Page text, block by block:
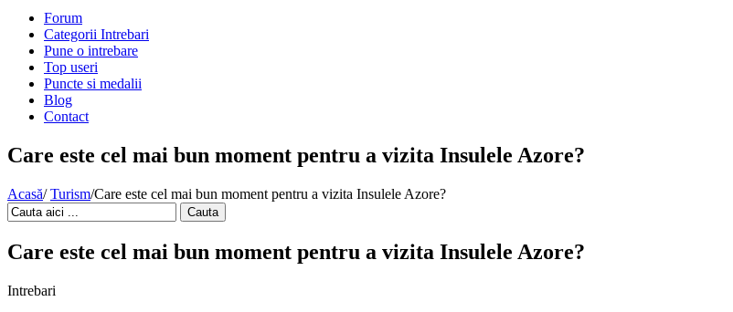
Forum
Categorii Intrebari
Pune o intrebare
Top useri
Puncte si medalii
Blog
Contact
Care este cel mai bun moment pentru a vizita Insulele Azore?
Acasă/ Turism/Care este cel mai bun moment pentru a vizita Insulele Azore?
Cauta
Care este cel mai bun moment pentru a vizita Insulele Azore?
Intrebari